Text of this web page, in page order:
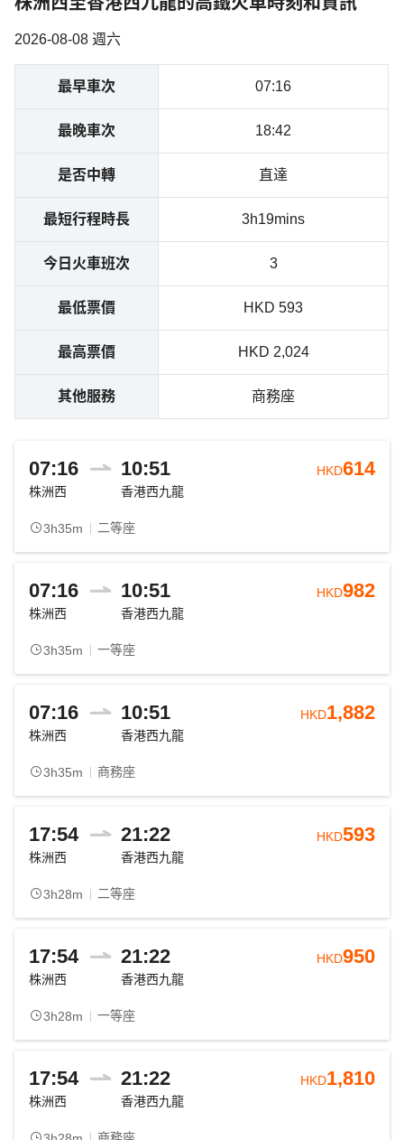
2026-08-08 週六
最早車次 07:16
最晚車次 18:42
是否中轉 直達
最短行程時長 3h19mins
今日火車班次 3
最低票價 HKD 593
最高票價 HKD 2,024
其他服務 商務座
07:16 10:51
株洲西 香港西九龍
3h35m 二等座
HKD614
07:16 10:51
株洲西 香港西九龍
3h35m 一等座
HKD982
07:16 10:51
株洲西 香港西九龍
3h35m 商務座
HKD1,882
17:54 21:22
株洲西 香港西九龍
3h28m 二等座
HKD593
17:54 21:22
株洲西 香港西九龍
3h28m 一等座
HKD950
17:54 21:22
株洲西 香港西九龍
HKD1,810